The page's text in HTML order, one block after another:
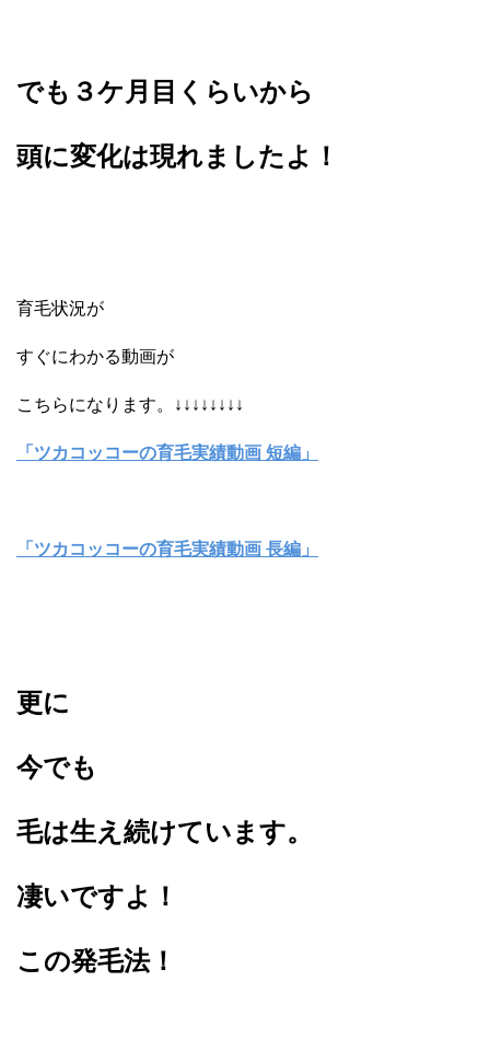
でも３ケ月目くらいから
頭に変化は現れましたよ！
育毛状況が
すぐにわかる動画が
こちらになります。↓↓↓↓↓↓↓↓
「ツカコッコーの育毛実績動画 短編」
「ツカコッコーの育毛実績動画 長編」
更に
今でも
毛は生え続けています。
凄いですよ！
この発毛法！